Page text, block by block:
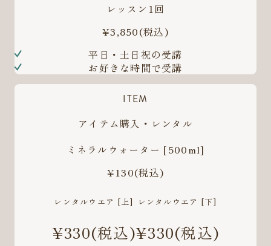
レッスン1回
¥3,850(税込)
平日・土日祝の受講
お好きな時間で受講
ITEM
アイテム購入・レンタル
ミネラルウォーター [500ml]
¥130(税込)
レンタルウエア [上]
¥330(税込)
レンタルウエア [下]
¥330(税込)